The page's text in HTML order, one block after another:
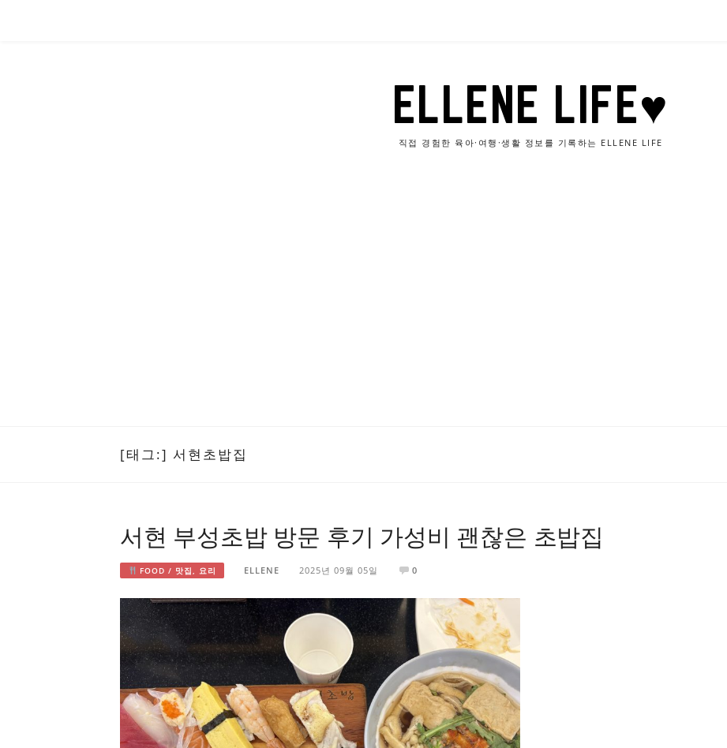
ELLENE LIFE♥
직접 경험한 육아·여행·생활 정보를 기록하는 ELLENE LIFE
[태그:] 서현초밥집
서현 부성초밥 방문 후기 가성비 괜찮은 초밥집
FOOD / 맛집, 요리 ELLENE 2025년 09월 05일 0